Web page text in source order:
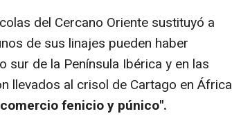
del Cercano Oriente sustituyó a
de sus linajes pueden haber
de la Península Ibérica y en las
llevados al crisol de Cartago en África
fenicio y púnico".